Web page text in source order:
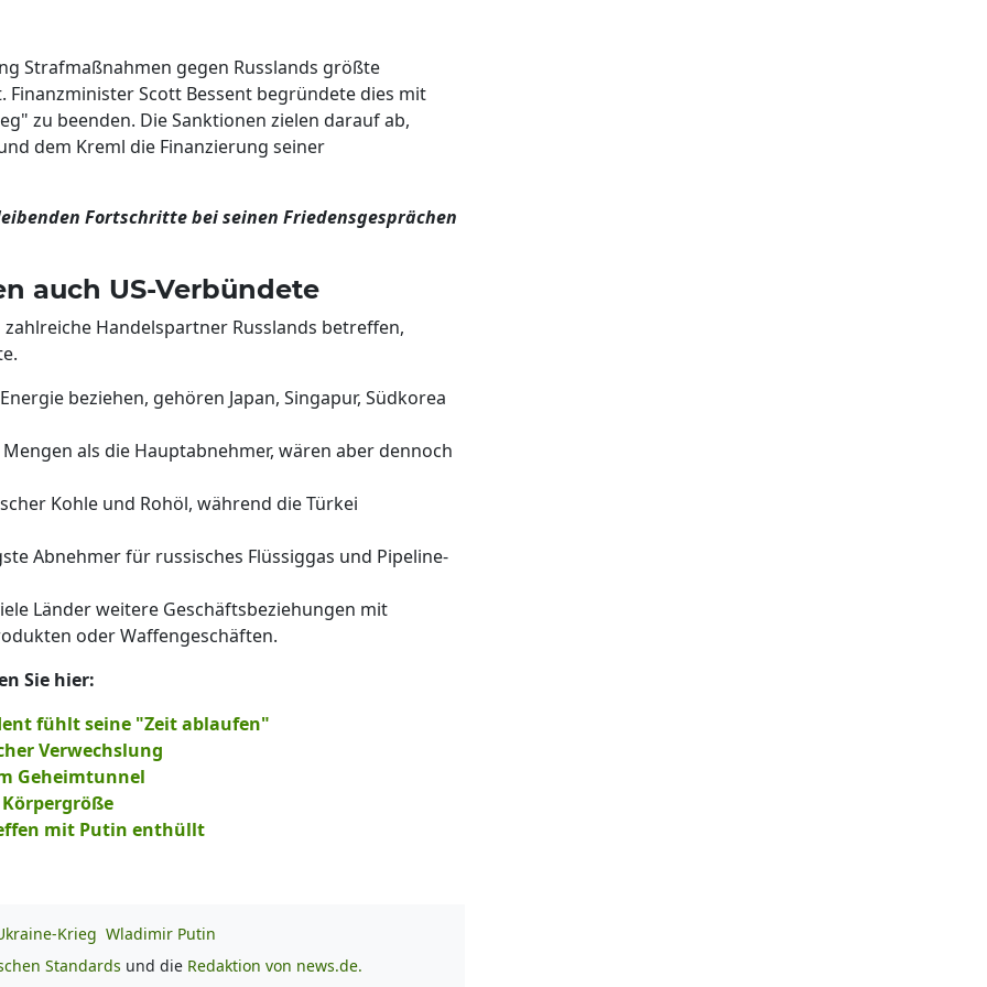
Strafmaßnahmen gegen Russlands größte
Scott Bessent begründete dies mit
zu beenden. Die Sanktionen zielen darauf ab,
dem Kreml die Finanzierung seiner
Fortschritte bei seinen Friedensgesprächen
auch US-Verbündete
Handelspartner Russlands betreffen,
beziehen, gehören Japan, Singapur, Südkorea
als die Hauptabnehmer, wären aber dennoch
Kohle und Rohöl, während die Türkei
Abnehmer für russisches Flüssiggas und Pipeline-
Länder weitere Geschäftsbeziehungen mit
oder Waffengeschäften.
Sie hier:
fühlt seine "Zeit ablaufen"
Verwechslung
Geheimtunnel
mit Putin enthüllt
Krieg Wladimir Putin
Standards und die Redaktion von news.de.